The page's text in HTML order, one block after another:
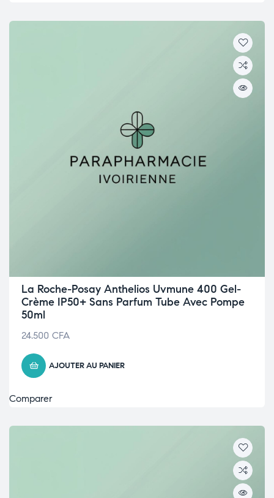
La Roche-Posay Anthelios Uvmune 400 Gel-
Crème IP50+ Sans Parfum Tube Avec Pompe
50ml
24.500 CFA
AJOUTER AU PANIER
Comparer